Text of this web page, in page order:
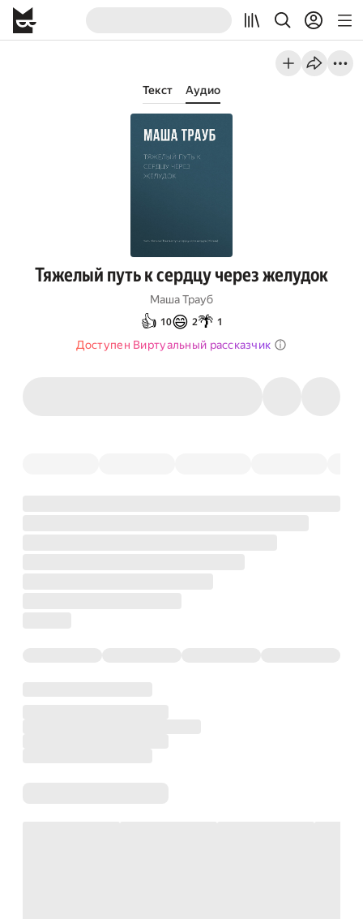
Текст Аудио
Тяжелый путь к сердцу через желудок
Маша Трауб
👍 10😄 2🌴 1
Доступен Виртуальный рассказчик